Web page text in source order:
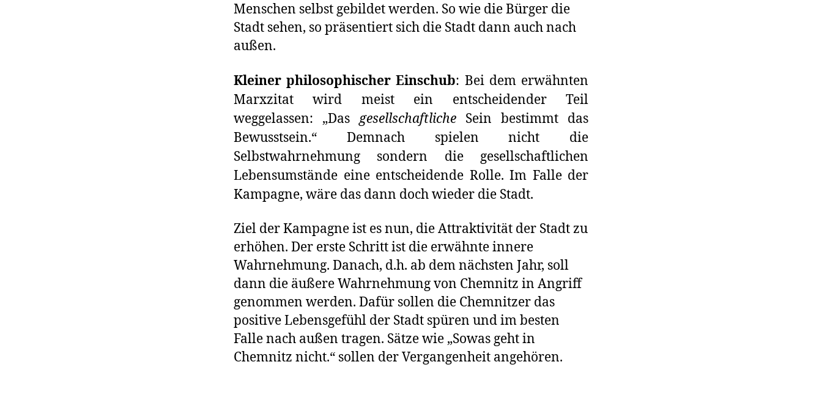
Menschen selbst gebildet werden. So wie die Bürger die
Stadt sehen, so präsentiert sich die Stadt dann auch nach
außen.
Kleiner philosophischer Einschub: Bei dem erwähnten
Marxzitat wird meist ein entscheidender Teil
weggelassen: „Dasgesellschaftliche Sein bestimmt das
Bewusstsein.“ Demnach spielen nicht die
Selbstwahrnehmung sondern die gesellschaftlichen
Lebensumstände eine entscheidende Rolle. Im Falle der
Kampagne, wäre das dann doch wieder die Stadt.
Ziel der Kampagne ist es nun, die Attraktivität der Stadt zu
erhöhen. Der erste Schritt ist die erwähnte innere
Wahrnehmung. Danach, d.h. ab dem nächsten Jahr, soll
dann die äußere Wahrnehmung von Chemnitz in Angriff
genommen werden. Dafür sollen die Chemnitzer das
positive Lebensgefühl der Stadt spüren und im besten
Falle nach außen tragen. Sätze wie „Sowas geht in
Chemnitz nicht.“ sollen der Vergangenheit angehören.